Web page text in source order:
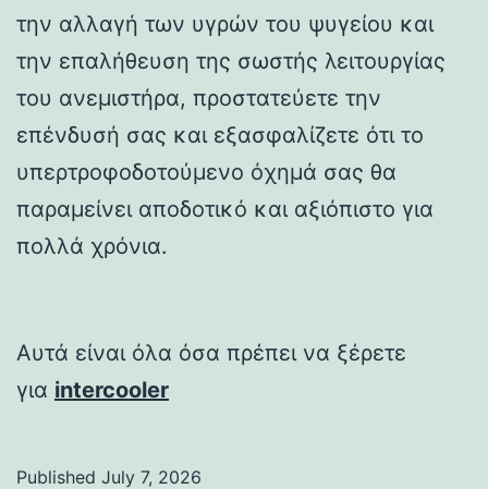
την αλλαγή των υγρών του ψυγείου και
την επαλήθευση της σωστής λειτουργίας
του ανεμιστήρα, προστατεύετε την
επένδυσή σας και εξασφαλίζετε ότι το
υπερτροφοδοτούμενο όχημά σας θα
παραμείνει αποδοτικό και αξιόπιστο για
πολλά χρόνια.
Αυτά είναι όλα όσα πρέπει να ξέρετε
για intercooler
Published July 7, 2026